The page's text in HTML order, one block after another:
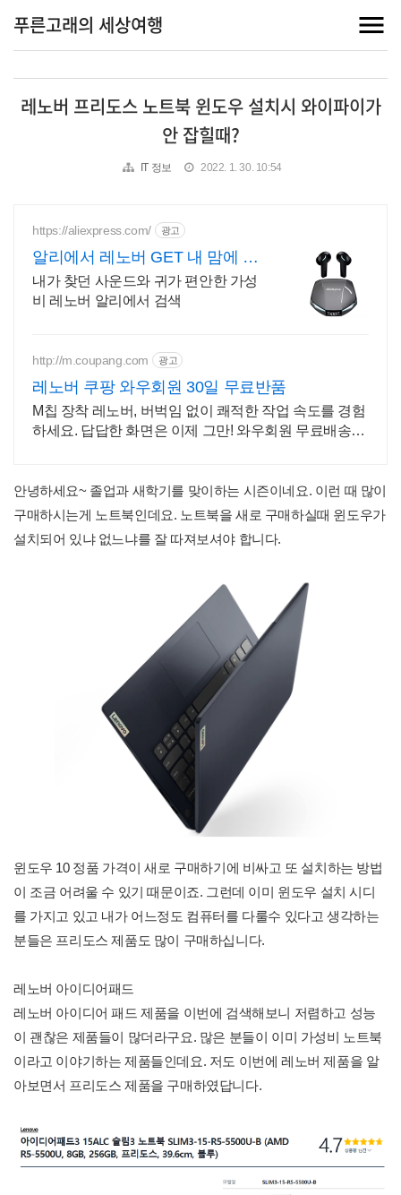
푸른고래의 세상여행
레노버 프리도스 노트북 윈도우 설치시 와이파이가
안 잡힐때?
IT 정보 2022. 1. 30. 10:54
https://aliexpress.com/ 광고
알리에서 레노버 GET 내 맘에 쏙
드는 오늘의 특가
내가 찾던 사운드와 귀가 편안한 가성
비 레노버 알리에서 검색
http://m.coupang.com 광고
레노버 쿠팡 와우회원 30일 무료반품
M칩 장착 레노버, 버벅임 없이 쾌적한 작업 속도를 경험
하세요. 답답한 화면은 이제 그만! 와우회원 무료배송으
안녕하세요~ 졸업과 새학기를 맞이하는 시즌이네요. 이런 때 많이
구매하시는게 노트북인데요. 노트북을 새로 구매하실때 윈도우가
설치되어 있냐 없느냐를 잘 따져보셔야 합니다.
윈도우 10 정품 가격이 새로 구매하기에 비싸고 또 설치하는 방법
이 조금 어려울 수 있기 때문이죠. 그런데 이미 윈도우 설치 시디
를 가지고 있고 내가 어느정도 컴퓨터를 다룰수 있다고 생각하는
분들은 프리도스 제품도 많이 구매하십니다.
레노버 아이디어패드
레노버 아이디어 패드 제품을 이번에 검색해보니 저렴하고 성능
이 괜찮은 제품들이 많더라구요. 많은 분들이 이미 가성비 노트북
이라고 이야기하는 제품들인데요. 저도 이번에 레노버 제품을 알
아보면서 프리도스 제품을 구매하였답니다.